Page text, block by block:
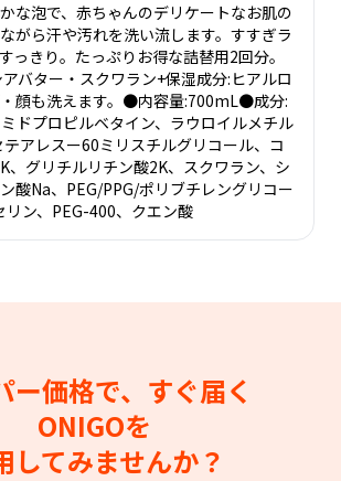
な泡で、赤ちゃんのデリケートなお肌の
がら汗や汚れを洗い流します。すすぎラ
っきり。たっぷりお得な詰替用2回分。
バター・スクワラン+保湿成分:ヒアルロ
顔も洗えます。●内容量:700mL●成分:
ドプロピルベタイン、ラウロイルメチル
アレスー60ミリスチルグリコール、コ
、グリチルリチン酸2K、スクワラン、シ
酸Na、PEG/PPG/ポリブチレングリコー
ン、PEG-400、クエン酸
ー価格で、すぐ届く
ONIGOを
してみませんか？